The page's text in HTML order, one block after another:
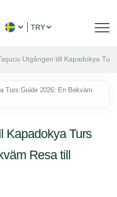
TRY
Utgången till Kapadokya
Turs Guide 2026: En Bekväm
Kapadokya Turs
Resa till